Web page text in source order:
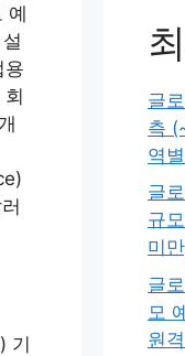
예
용
기
글
측
역별
글
규
미
글
모
원